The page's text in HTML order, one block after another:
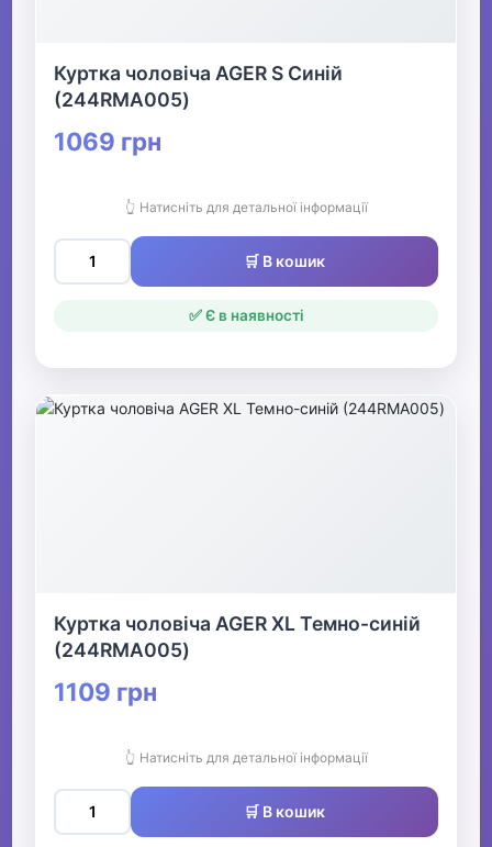
Жіночий одяг
Прикраси
Все для пляжу
▶ Офіс, школа, книги
Куртка чоловіча AGER S Синій
(244RMA005)
1069 грн
👆 Натисніть для детальної інформації
🛒 В кошик
✅ Є в наявності
Куртка чоловіча AGER XL Темно-синій
(244RMA005)
1109 грн
👆 Натисніть для детальної інформації
🛒 В кошик